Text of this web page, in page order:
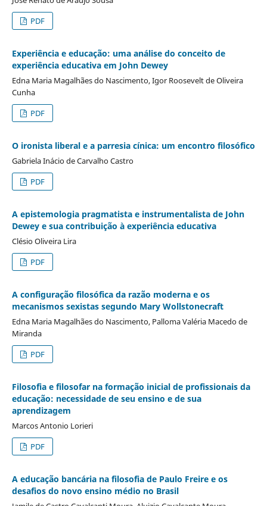
PDF
Experiência e educação: uma análise do conceito de
experiência educativa em John Dewey
Edna Maria Magalhães do Nascimento, Igor Roosevelt de Oliveira
Cunha
PDF
O ironista liberal e a parresia cínica: um encontro filosófico
Gabriela Inácio de Carvalho Castro
PDF
A epistemologia pragmatista e instrumentalista de John
Dewey e sua contribuição à experiência educativa
Clésio Oliveira Lira
PDF
A configuração filosófica da razão moderna e os
mecanismos sexistas segundo Mary Wollstonecraft
Edna Maria Magalhães do Nascimento, Palloma Valéria Macedo de
Miranda
PDF
Filosofia e filosofar na formação inicial de profissionais da
educação: necessidade de seu ensino e de sua
aprendizagem
Marcos Antonio Lorieri
PDF
A educação bancária na filosofia de Paulo Freire e os
desafios do novo ensino médio no Brasil